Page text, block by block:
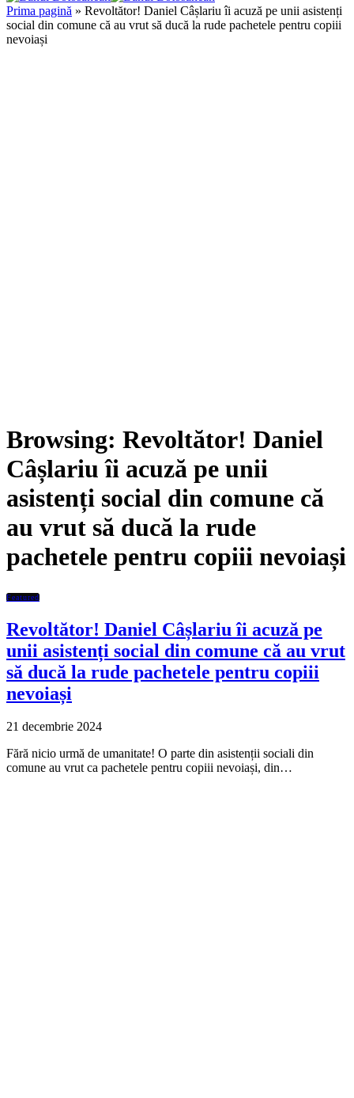
Prima pagină » Revoltător! Daniel Câșlariu îi acuză pe unii asistenți
social din comune că au vrut să ducă la rude pachetele pentru copiii
nevoiași
Browsing: Revoltător! Daniel
Câșlariu îi acuză pe unii
asistenți social din comune că
au vrut să ducă la rude
pachetele pentru copiii nevoiași
Featured
Revoltător! Daniel Câșlariu îi acuză pe
unii asistenți social din comune că au vrut
să ducă la rude pachetele pentru copiii
nevoiași
21 decembrie 2024
Fără nicio urmă de umanitate! O parte din asistenții sociali din
comune au vrut ca pachetele pentru copiii nevoiași, din…